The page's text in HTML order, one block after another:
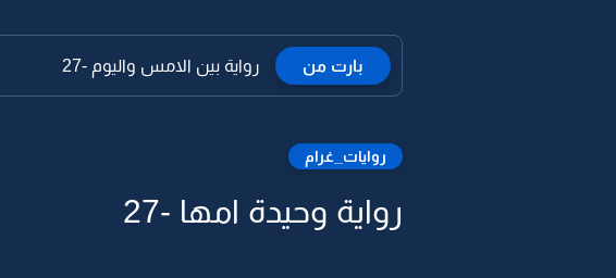
بارت من رواية بين الامس واليوم -27
روايات_غرام
رواية وحيدة امها -27